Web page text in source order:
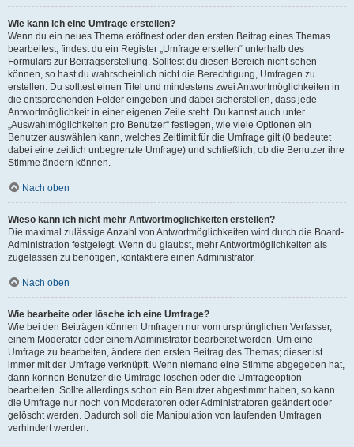
Wie kann ich eine Umfrage erstellen?
Wenn du ein neues Thema eröffnest oder den ersten Beitrag eines Themas
bearbeitest, findest du ein Register „Umfrage erstellen“ unterhalb des
Formulars zur Beitragserstellung. Solltest du diesen Bereich nicht sehen
können, so hast du wahrscheinlich nicht die Berechtigung, Umfragen zu
erstellen. Du solltest einen Titel und mindestens zwei Antwortmöglichkeiten in
die entsprechenden Felder eingeben und dabei sicherstellen, dass jede
Antwortmöglichkeit in einer eigenen Zeile steht. Du kannst auch unter
„Auswahlmöglichkeiten pro Benutzer“ festlegen, wie viele Optionen ein
Benutzer auswählen kann, welches Zeitlimit für die Umfrage gilt (0 bedeutet
dabei eine zeitlich unbegrenzte Umfrage) und schließlich, ob die Benutzer ihre
Stimme ändern können.
Nach oben
Wieso kann ich nicht mehr Antwortmöglichkeiten erstellen?
Die maximal zulässige Anzahl von Antwortmöglichkeiten wird durch die Board-
Administration festgelegt. Wenn du glaubst, mehr Antwortmöglichkeiten als
zugelassen zu benötigen, kontaktiere einen Administrator.
Nach oben
Wie bearbeite oder lösche ich eine Umfrage?
Wie bei den Beiträgen können Umfragen nur vom ursprünglichen Verfasser,
einem Moderator oder einem Administrator bearbeitet werden. Um eine
Umfrage zu bearbeiten, ändere den ersten Beitrag des Themas; dieser ist
immer mit der Umfrage verknüpft. Wenn niemand eine Stimme abgegeben hat,
dann können Benutzer die Umfrage löschen oder die Umfrageoption
bearbeiten. Sollte allerdings schon ein Benutzer abgestimmt haben, so kann
die Umfrage nur noch von Moderatoren oder Administratoren geändert oder
gelöscht werden. Dadurch soll die Manipulation von laufenden Umfragen
verhindert werden.